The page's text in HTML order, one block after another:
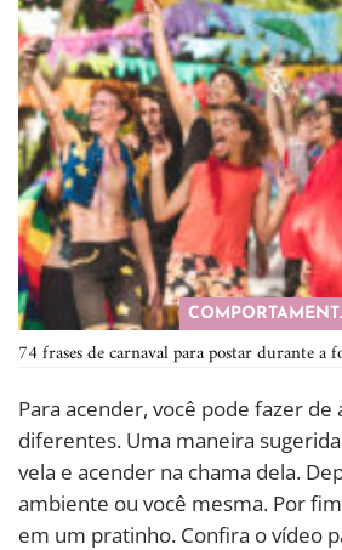
74 frases de carnaval para postar durante a
Para acender, você pode fazer
diferentes. Uma maneira
vela e acender na chama dela.
ambiente ou você mesma. Por
em um pratinho. Confira o vídeo